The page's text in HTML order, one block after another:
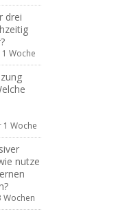
drei
Woche
1 Woche
nutze
Wochen